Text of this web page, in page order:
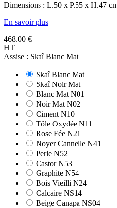
Dimensions : L.50 x P.55 x H.47
En savoir plus
468,00 €
HT
Assise : Skaî Blanc Mat
Skaî Blanc Mat
Skaî Noir Mat
Blanc Mat N01
Noir Mat N02
Ciment N10
Tôle Oxydée N11
Rose Fée N21
Noyer Cannelle N41
Perle N52
Castor N53
Graphite N54
Bois Vieilli N24
Calcaire NS14
Beige Canapa NS04